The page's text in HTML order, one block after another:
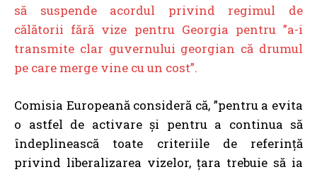
să suspende acordul privind regimul de
călătorii fără vize pentru Georgia pentru ”a-i
transmite clar guvernului georgian că drumul
pe care merge vine cu un cost”.
Comisia Europeană consideră că, ”pentru a evita
o astfel de activare și pentru a continua să
îndeplinească toate criteriile de referință
privind liberalizarea vizelor, țara trebuie să ia